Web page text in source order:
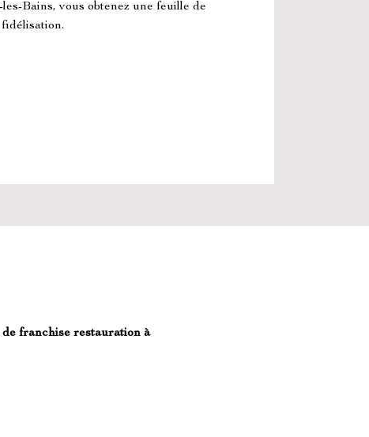
Bains, vous obtenez une feuille de
franchise restauration à